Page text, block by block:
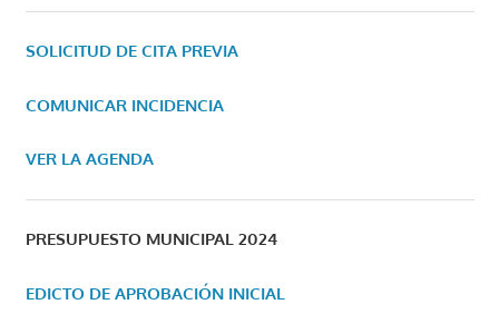
SOLICITUD DE CITA PREVIA
COMUNICAR INCIDENCIA
VER LA AGENDA
PRESUPUESTO MUNICIPAL 2024
EDICTO DE APROBACIÓN INICIAL